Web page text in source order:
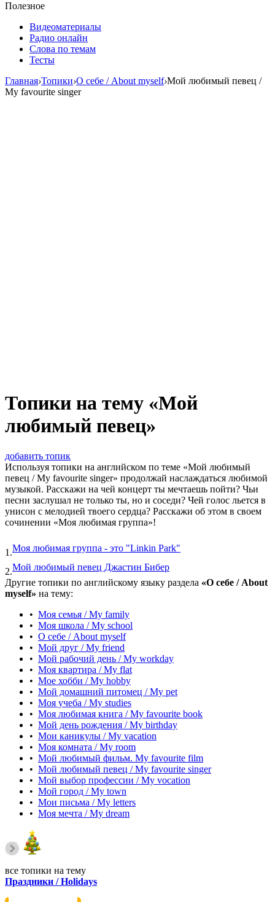
Полезное
Видеоматериалы
Радио онлайн
Слова по темам
Тесты
Главная›Топики›О себе / About myself›Мой любимый певец /
My favourite singer
Топики на тему «Мой
любимый певец»
добавить топик
Используя топики на английском по теме «Мой любимый
певец / My favourite singer» продолжай наслаждаться любимой
музыкой. Расскажи на чей концерт ты мечтаешь пойти? Чьи
песни заслушал не только ты, но и соседи? Чей голос льется в
унисон с мелодией твоего сердца? Расскажи об этом в своем
сочинении «Моя любимая группа»!
1.Моя любимая группа - это "Linkin Park"
2.Мой любимый певец Джастин Бибер
Другие топики по английскому языку раздела «О себе / About
myself» на тему:
• Моя семья / My family
• Моя школа / My school
• О себе / About myself
• Мой друг / My friend
• Мой рабочий день / My workday
• Моя квартира / My flat
• Мое хобби / My hobby
• Мой домашний питомец / My pet
• Моя учеба / My studies
• Моя любимая книга / My favourite book
• Мой день рождения / My birthday
• Мои каникулы / My vacation
• Моя комната / My room
• Мой любимый фильм. My favourite film
• Мой любимый певец / My favourite singer
• Мой выбор профессии / My vocation
• Мой город / My town
• Мои письма / My letters
• Моя мечта / My dream
все топики на тему
Праздники / Holidays